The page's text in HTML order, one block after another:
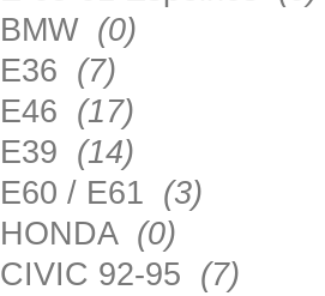
BMW (0)
E36 (7)
E46 (17)
E39 (14)
E60 / E61 (3)
HONDA (0)
CIVIC 92-95 (7)